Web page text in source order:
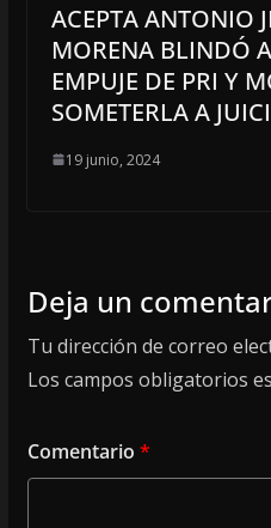
ACEPTA ANTONIO
MORENA BLINDÓ
EMPUJE DE PRI Y
SOMETERLA A
19 junio, 2024
Deja un
Tu dirección de correo
Los campos obligatorios
Comentario *